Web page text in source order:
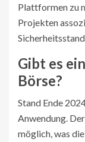
Plattformen zu
Projekten
Gibt es
Börse?
Stand Ende
Anwendung.
möglich, was